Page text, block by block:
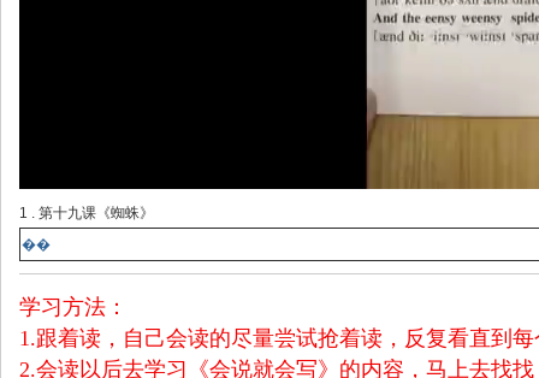
1 . 第十九课《蜘蛛》
��
学习方法：
1.跟着读，自己会读的尽量尝试抢着读，反复看直到
2.会读以后去学习《会说就会写》的内容，马上去找